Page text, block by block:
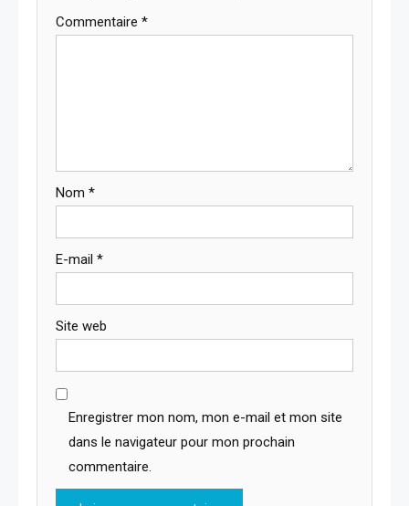
Commentaire *
Nom *
E-mail *
Site web
Enregistrer mon nom, mon e-mail et mon site
dans le navigateur pour mon prochain
commentaire.